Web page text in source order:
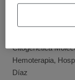
Citogenética
Hemoterapia,
Díaz